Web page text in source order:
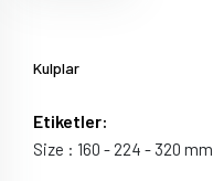
Kulplar
Etiketler:
Size : 160 - 224 - 320 mm